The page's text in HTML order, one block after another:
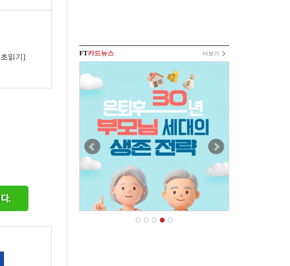
읽기] FT카드뉴스 더보기